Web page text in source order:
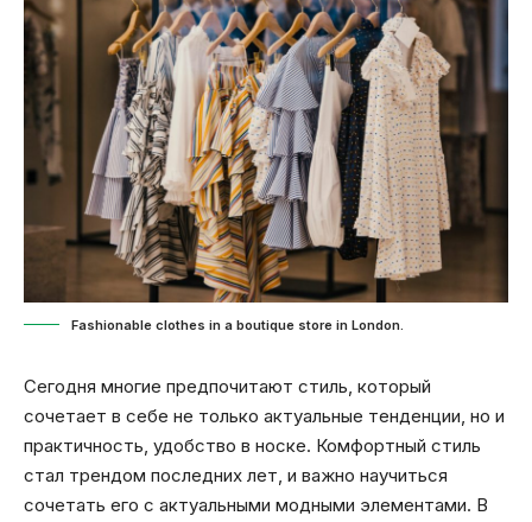
Fashionable clothes in a boutique store in London.
Сегодня многие предпочитают стиль, который
сочетает в себе не только актуальные тенденции, но и
практичность, удобство в носке. Комфортный стиль
стал трендом последних лет, и важно научиться
сочетать его с актуальными модными элементами. В